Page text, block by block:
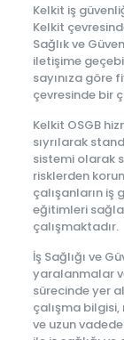
Kelkit iş
Kelkit
Sağlık ve
iletişime
sayınıza göre
çevresinde bir
Kelkit OSGB
sıyrılarak
sistemi olarak
risklerden
çalışanların iş
eğitimleri
çalışmaktadır.
İş Sağlığı ve
yaralanmalar
sürecinde yer
çalışma
ve uzun